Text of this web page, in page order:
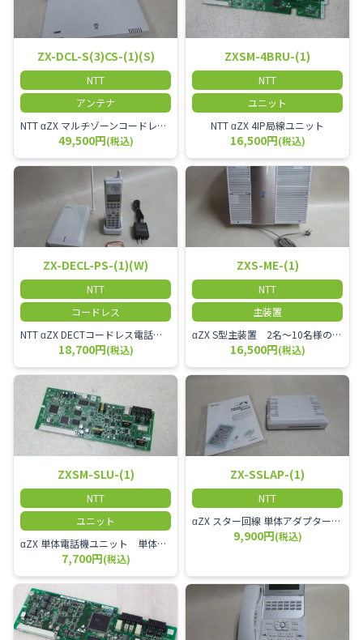
ZX-DCL-S(3)CS-(1)(S)
NTT
アンテナ
NTT αZX マルチゾーンコードレススター増設アンテナ
49,500円(税込)
ZXSM-4BRU-(1)
NTT
ユニット
NTT αZX 4IP局線ユニット
16,500円(税込)
ZX-DECL-PS-(1)(W)
NTT
コードレス
NTT αZX DECTコードレス電話機 電波方式がDECTで、 防水機能（IPX4:あらゆる方向からの水の飛まつを受けても有害な影響を受けない。)を備えた 接続装置と子機の一対シングルゾーンコードレスです。
18,700円(税込)
ZXS-ME-(1)
NTT
主装置
αZX S型主装置 2名～10名様のオフィスに適しております。
16,500円(税込)
ZXSM-SLU-(1)
NTT
ユニット
αZX 単体電話機ユニット 単体電話機、複合機、ドアホン等、 2台分収容可能にするユニット
7,700円(税込)
ZX-SSLAP-(1)
NTT
αZX スター回線 単体アダプター 受付電話機、ドアホン、FAX等を1台収容できる装置です。
9,900円(税込)